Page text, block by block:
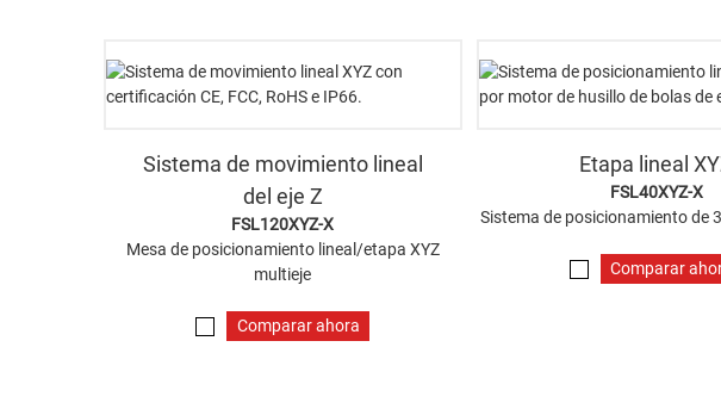
Sistema de movimiento lineal
del eje Z
FSL120XYZ-X
Mesa de posicionamiento lineal/etapa XYZ
multieje
Comparar ahora
Etapa lineal
FSL40XYZ-X
Sistema de posicionamiento de
Comparar